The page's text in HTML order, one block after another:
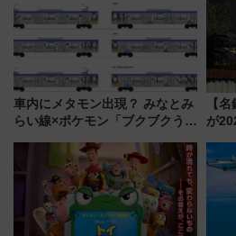
車内にメタモン出現？ みなとみ
らい線×ポケモン「ブクブクうみ
行開始に！ この夏は直通列車で
横浜へ！
【
が